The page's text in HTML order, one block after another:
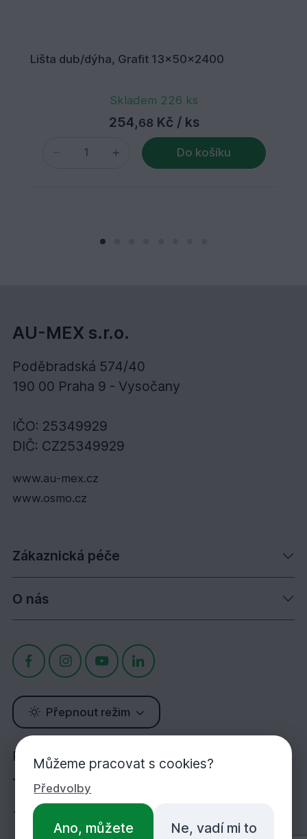
Lišta dub/dýha, Grafit 13x50x2400
Skladem 226 ks
254,68 Kč / ks
Do košíku
AU-MEX s.r.o.
Poděbradská 574/40
190 00 Praha 9 - Vysočany
IČO: 25349929
DIČ: CZ25349929
www.au-mex.cz
www.osmo.cz
Zákaznická péče
O nás
Přepnout režim
Potřebujete poradit?
Jsme tu pro Vás!
+420 283 933 452
Můžeme pracovat s cookies?
Předvolby
Ano, můžete Ne, vadí mi to